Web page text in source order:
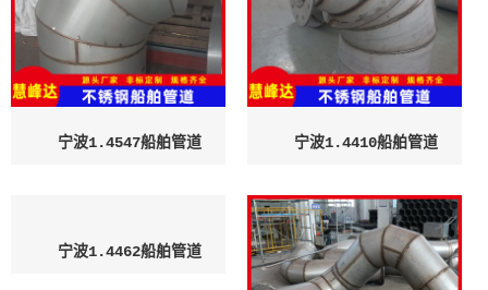
宁波1.4547船舶管道 宁波1.4410船舶管道
宁波1.4462船舶管道